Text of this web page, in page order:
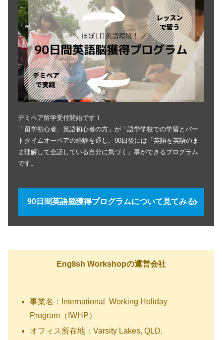
デミペア留学受付開始です！
「留学初心者、英語初心者の方」が「語学学校での学習とパー
トタイムオーペアの経験を通し、90日後には「英語を英語のま
ま理解して会話している自分に気づく」事ができるプログラム
です。
90日間英語脳獲得プログラムについて見てみる
English Workshopの運営会社
事業名：International Working Holiday
Program（IWHP）
オフィス所在地：Varsity Lakes, QLD,